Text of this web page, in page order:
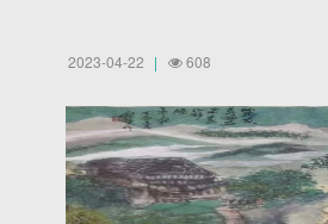
2023-04-22 608